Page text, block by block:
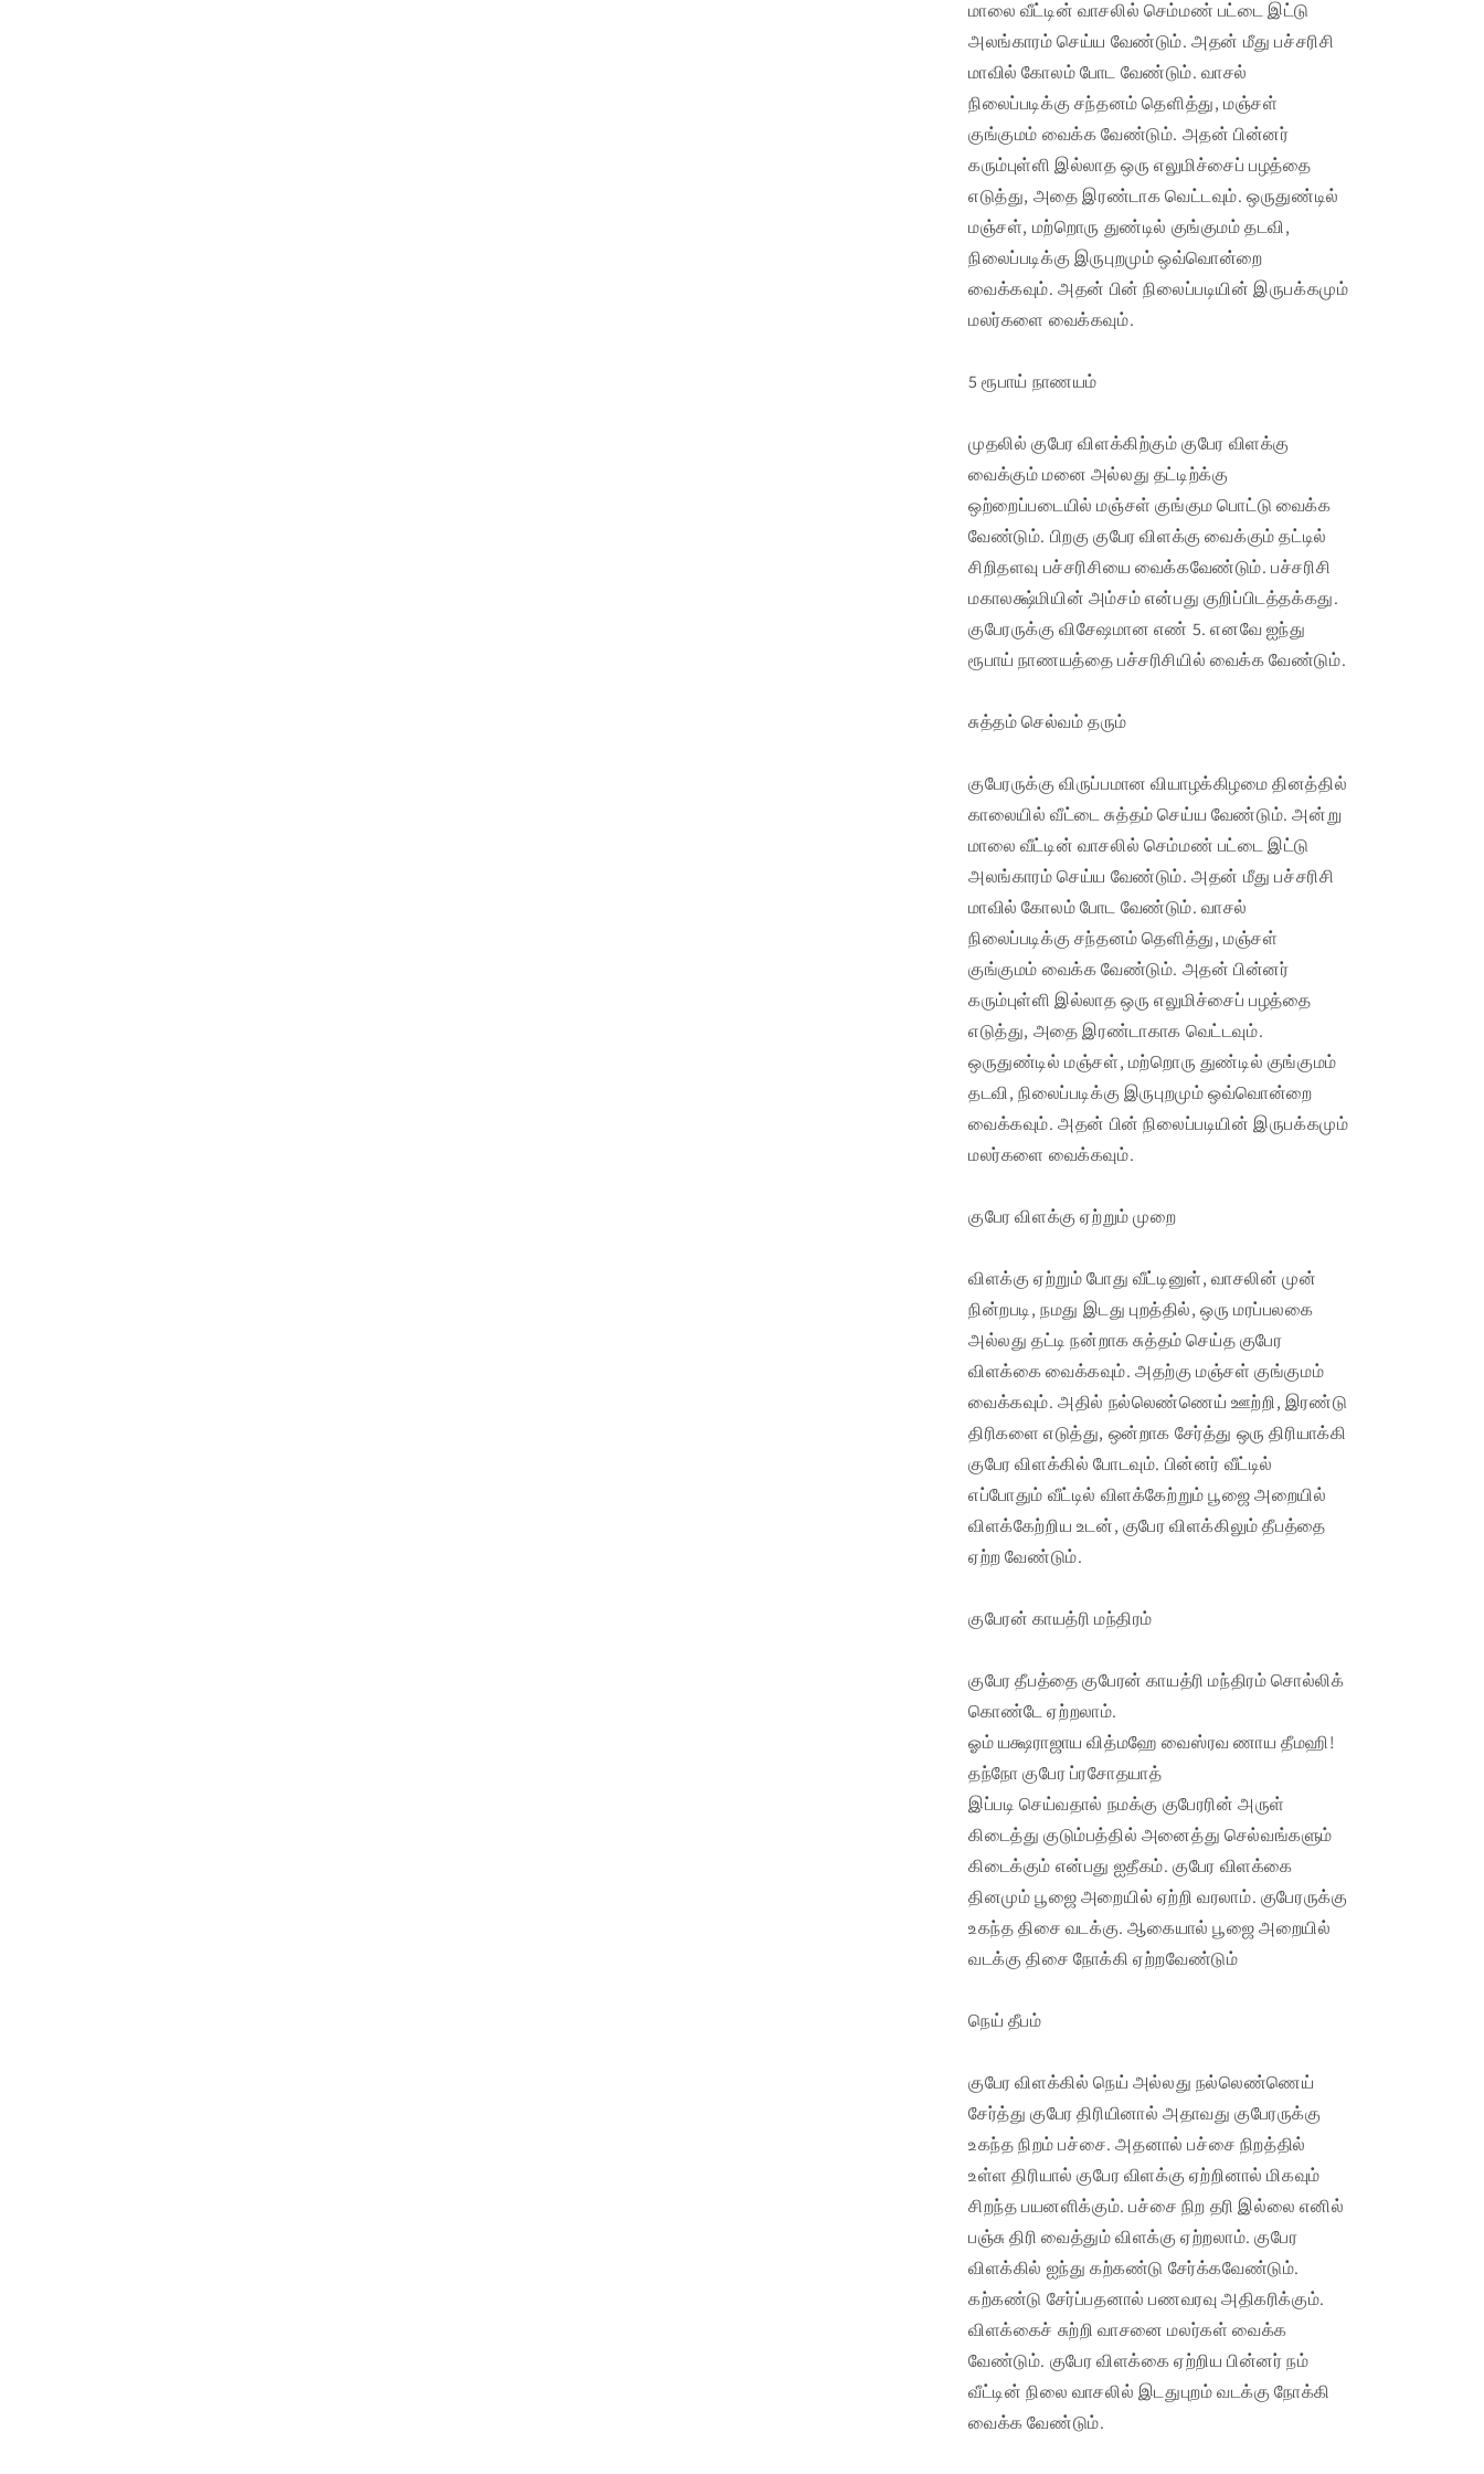
மாலை வீட்டின் வாசலில் செம்மண் பட்டை இட்டு
அலங்காரம் செய்ய வேண்டும். அதன் மீது பச்சரிசி
மாவில் கோலம் போட வேண்டும். வாசல்
நிலைப்படிக்கு சந்தனம் தெளித்து, மஞ்சள்
குங்குமம் வைக்க வேண்டும். அதன் பின்னர்
கரும்புள்ளி இல்லாத ஒரு எலுமிச்சைப் பழத்தை
எடுத்து, அதை இரண்டாக வெட்டவும். ஒருதுண்டில்
மஞ்சள், மற்றொரு துண்டில் குங்குமம் தடவி,
நிலைப்படிக்கு இருபுறமும் ஒவ்வொன்றை
வைக்கவும். அதன் பின் நிலைப்படியின் இருபக்கமும்
மலர்களை வைக்கவும்.
5 ரூபாய் நாணயம்
முதலில் குபேர விளக்கிற்கும் குபேர விளக்கு
வைக்கும் மனை அல்லது தட்டிற்க்கு
ஒற்றைப்படையில் மஞ்சள் குங்கும பொட்டு வைக்க
வேண்டும். பிறகு குபேர விளக்கு வைக்கும் தட்டில்
சிறிதளவு பச்சரிசியை வைக்கவேண்டும். பச்சரிசி
மகாலக்ஷ்மியின் அம்சம் என்பது குறிப்பிடத்தக்கது.
குபேரருக்கு விசேஷமான எண் 5. எனவே ஐந்து
ரூபாய் நாணயத்தை பச்சரிசியில் வைக்க வேண்டும்.
சுத்தம் செல்வம் தரும்
குபேரருக்கு விருப்பமான வியாழக்கிழமை தினத்தில்
காலையில் வீட்டை சுத்தம் செய்ய வேண்டும். அன்று
மாலை வீட்டின் வாசலில் செம்மண் பட்டை இட்டு
அலங்காரம் செய்ய வேண்டும். அதன் மீது பச்சரிசி
மாவில் கோலம் போட வேண்டும். வாசல்
நிலைப்படிக்கு சந்தனம் தெளித்து, மஞ்சள்
குங்குமம் வைக்க வேண்டும். அதன் பின்னர்
கரும்புள்ளி இல்லாத ஒரு எலுமிச்சைப் பழத்தை
எடுத்து, அதை இரண்டாகாக வெட்டவும்.
ஒருதுண்டில் மஞ்சள், மற்றொரு துண்டில் குங்குமம்
தடவி, நிலைப்படிக்கு இருபுறமும் ஒவ்வொன்றை
வைக்கவும். அதன் பின் நிலைப்படியின் இருபக்கமும்
மலர்களை வைக்கவும்.
குபேர விளக்கு ஏற்றும் முறை
விளக்கு ஏற்றும் போது வீட்டினுள், வாசலின் முன்
நின்றபடி, நமது இடது புறத்தில், ஒரு மரப்பலகை
அல்லது தட்டி நன்றாக சுத்தம் செய்த குபேர
விளக்கை வைக்கவும். அதற்கு மஞ்சள் குங்குமம்
வைக்கவும். அதில் நல்லெண்ணெய் ஊற்றி, இரண்டு
திரிகளை எடுத்து, ஒன்றாக சேர்த்து ஒரு திரியாக்கி
குபேர விளக்கில் போடவும். பின்னர் வீட்டில்
எப்போதும் வீட்டில் விளக்கேற்றும் பூஜை அறையில்
விளக்கேற்றிய உடன், குபேர விளக்கிலும் தீபத்தை
ஏற்ற வேண்டும்.
குபேரன் காயத்ரி மந்திரம்
குபேர தீபத்தை குபேரன் காயத்ரி மந்திரம் சொல்லிக்
கொண்டே ஏற்றலாம்.
ஓம் யக்ஷராஜாய வித்மஹே வைஸ்ரவ ணாய தீமஹி!
தந்நோ குபேர ப்ரசோதயாத்
இப்படி செய்வதால் நமக்கு குபேரரின் அருள்
கிடைத்து குடும்பத்தில் அனைத்து செல்வங்களும்
கிடைக்கும் என்பது ஐதீகம். குபேர விளக்கை
தினமும் பூஜை அறையில் ஏற்றி வரலாம். குபேரருக்கு
உகந்த திசை வடக்கு. ஆகையால் பூஜை அறையில்
வடக்கு திசை நோக்கி ஏற்றவேண்டும்
நெய் தீபம்
குபேர விளக்கில் நெய் அல்லது நல்லெண்ணெய்
சேர்த்து குபேர திரியினால் அதாவது குபேரருக்கு
உகந்த நிறம் பச்சை. அதனால் பச்சை நிறத்தில்
உள்ள திரியால் குபேர விளக்கு ஏற்றினால் மிகவும்
சிறந்த பயனளிக்கும். பச்சை நிற தரி இல்லை எனில்
பஞ்சு திரி வைத்தும் விளக்கு ஏற்றலாம். குபேர
விளக்கில் ஐந்து கற்கண்டு சேர்க்கவேண்டும்.
கற்கண்டு சேர்ப்பதனால் பணவரவு அதிகரிக்கும்.
விளக்கைச் சுற்றி வாசனை மலர்கள் வைக்க
வேண்டும். குபேர விளக்கை ஏற்றிய பின்னர் நம்
வீட்டின் நிலை வாசலில் இடதுபுறம் வடக்கு நோக்கி
வைக்க வேண்டும்.